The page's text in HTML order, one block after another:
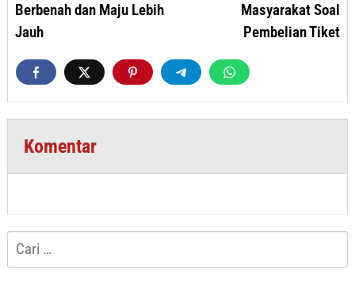
Berbenah dan Maju Lebih
Jauh
Masyarakat Soal
Pembelian Tiket
Komentar
Cari
untuk: